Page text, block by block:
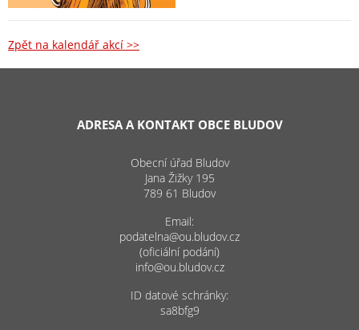
Zpět na kalendář akcí >>
ADRESA A KONTAKT OBCE BLUDOV
Obecní úřad Bludov
Jana Žižky 195
789 61 Bludov
Email:
podatelna@ou.bludov.cz
(oficiální podání)
info@ou.bludov.cz
ID datové schránky:
sa8bfg9